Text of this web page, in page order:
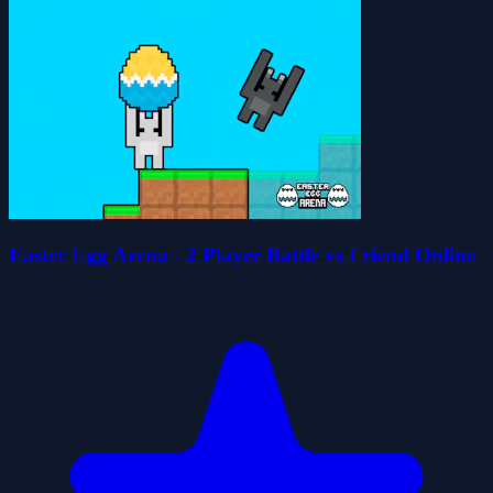
Easter Egg Arena - 2 Player Battle vs Friend Online